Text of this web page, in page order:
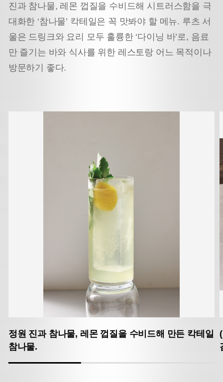
진과 참나물, 레몬 껍질을 수비드해 시트러스함을 극
대화한 ‘참나물’ 칵테일은 꼭 맛봐야 할 메뉴. 루츠 서
울은 드링크와 요리 모두 훌륭한 ‘다이닝 바’로, 음료
만 즐기는 바와 식사를 위한 레스토랑 어느 목적이나
방문하기 좋다.
정원 진과 참나물, 레몬 껍질을 수비드해 만든 칵테일
참나물.